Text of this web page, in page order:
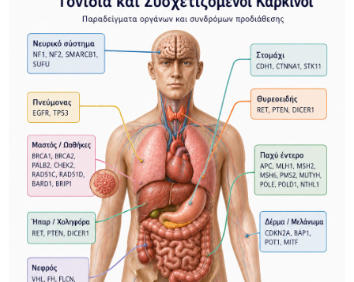
Ογκολογία
Οφθαλμολογία
Πνευμονολογία
Ωτορινολαρυγγολογία (ΩΡΛ)
Συμπληρώματα Διατροφής
Επιστημονικά Νέα
Εντερικό Μικροβίωμα - EnteroScan®